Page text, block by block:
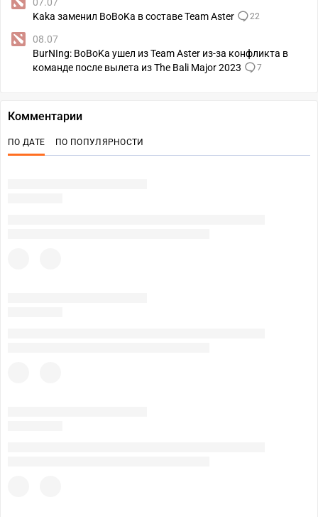
Kaka заменил BoBoKa в составе Team Aster
22
08.07
BurNIng: BoBoKa ушел из Team Aster из-за конфликта в
команде после вылета из The Bali Major 2023
7
Комментарии
ПО ДАТЕ ПО ПОПУЛЯРНОСТИ